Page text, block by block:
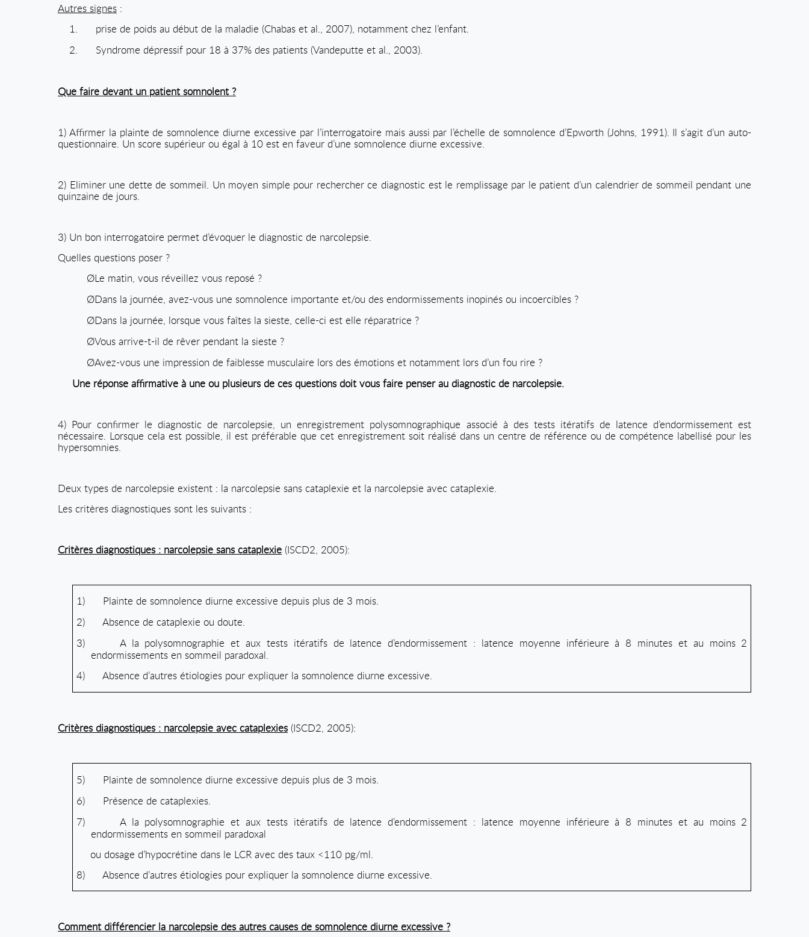
Autres signes :
1.
prise de poids au début de la maladie (Chabas et al., 2007), notamment chez l’enfant.
2.
Syndrome dépressif pour 18 à 37% des patients (Vandeputte et al., 2003).
Que faire devant un patient somnolent ?
1) Affirmer la plainte de somnolence diurne excessive par l’interrogatoire mais aussi par l’échelle de somnolence d’Epworth (Johns, 1991). Il s’agit d’un auto-
questionnaire. Un score supérieur ou égal à 10 est en faveur d’une somnolence diurne excessive.
2) Eliminer une dette de sommeil. Un moyen simple pour rechercher ce diagnostic est le remplissage par le patient d’un calendrier de sommeil pendant une
quinzaine de jours.
3) Un bon interrogatoire permet d’évoquer le diagnostic de narcolepsie.
Quelles questions poser ?
ØLe matin, vous réveillez vous reposé ?
ØDans la journée, avez-vous une somnolence importante et/ou des endormissements inopinés ou incoercibles ?
ØDans la journée, lorsque vous faîtes la sieste, celle-ci est elle réparatrice ?
ØVous arrive-t-il de rêver pendant la sieste ?
ØAvez-vous une impression de faiblesse musculaire lors des émotions et notamment lors d’un fou rire ?
Une réponse affirmative à une ou plusieurs de ces questions doit vous faire penser au diagnostic de narcolepsie.
4) Pour confirmer le diagnostic de narcolepsie, un enregistrement polysomnographique associé à des tests itératifs de latence d’endormissement est
nécessaire. Lorsque cela est possible, il est préférable que cet enregistrement soit réalisé dans un centre de référence ou de compétence labellisé pour les
hypersomnies.
Deux types de narcolepsie existent : la narcolepsie sans cataplexie et la narcolepsie avec cataplexie.
Les critères diagnostiques sont les suivants :
Critères diagnostiques : narcolepsie sans cataplexie (ISCD2, 2005):
1)
Plainte de somnolence diurne excessive depuis plus de 3 mois.
2)
Absence de cataplexie ou doute.
3)
A la polysomnographie et aux tests itératifs de latence d’endormissement : latence moyenne inférieure à 8 minutes et au moins 2
endormissements en sommeil paradoxal.
4)
Absence d’autres étiologies pour expliquer la somnolence diurne excessive.
Critères diagnostiques : narcolepsie avec cataplexies (ISCD2, 2005):
5)
Plainte de somnolence diurne excessive depuis plus de 3 mois.
6)
Présence de cataplexies.
7)
A la polysomnographie et aux tests itératifs de latence d’endormissement : latence moyenne inférieure à 8 minutes et au moins 2
endormissements en sommeil paradoxal
ou dosage d’hypocrétine dans le LCR avec des taux <110 pg/ml.
8)
Absence d’autres étiologies pour expliquer la somnolence diurne excessive.
Comment différencier la narcolepsie des autres causes de somnolence diurne excessive ?